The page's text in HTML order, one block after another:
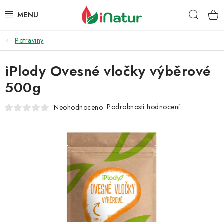
na
POTRAVINY
OŘECHY A SUŠENÉ PLODY
SNACKY
EKO DROGERIE A KOSMETIKA
Potraviny
iPlody Ovesné vločky výběrové
500g
Neohodnoceno Podrobnosti hodnocení